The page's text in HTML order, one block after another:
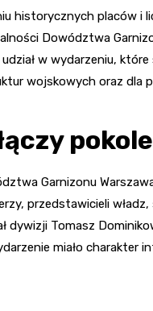
historycznych placów i
Dowództwa
udział w wydarzeniu,
wojskowych oraz
Garnizonu
przedstawicieli
dywizji Tomasz
miało charakter